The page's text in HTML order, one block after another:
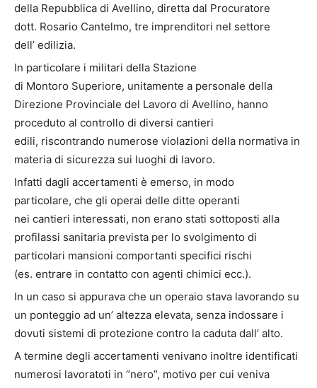
della Repubblica di Avellino, diretta dal Procuratore
dott. Rosario Cantelmo, tre imprenditori nel settore
dell’ edilizia.
In particolare i militari della Stazione
di Montoro Superiore, unitamente a personale della
Direzione Provinciale del Lavoro di Avellino, hanno
proceduto al controllo di diversi cantieri
edili, riscontrando numerose violazioni della normativa in
materia di sicurezza sui luoghi di lavoro.
Infatti dagli accertamenti è emerso, in modo
particolare, che gli operai delle ditte operanti
nei cantieri interessati, non erano stati sottoposti alla
profilassi sanitaria prevista per lo svolgimento di
particolari mansioni comportanti specifici rischi
(es. entrare in contatto con agenti chimici ecc.).
In un caso si appurava che un operaio stava lavorando su
un ponteggio ad un’ altezza elevata, senza indossare i
dovuti sistemi di protezione contro la caduta dall’ alto.
A termine degli accertamenti venivano inoltre identificati
numerosi lavoratoti in “nero”, motivo per cui veniva